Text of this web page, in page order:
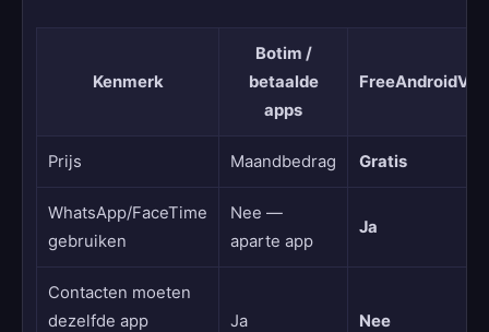
Kenmerk
Botim /
betaalde
apps
Prijs Maandbedrag Gratis
WhatsApp/FaceTime
gebruiken
Nee —
aparte app
Ja
Contacten moeten
dezelfde app
Ja Nee